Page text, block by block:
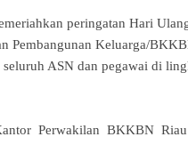
peringatan Hari
Pembangunan Keluarga/
ASN dan pegawai di
Perwakilan BKKBN